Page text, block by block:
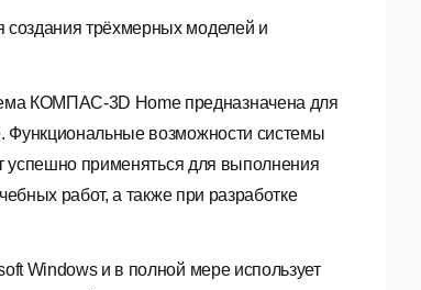
трёхмерных моделей и
КОМПАС-3D Home предназначена для
Функциональные возможности системы
успешно применяться для выполнения
работ, а также при разработке
Windows и в полной мере использует